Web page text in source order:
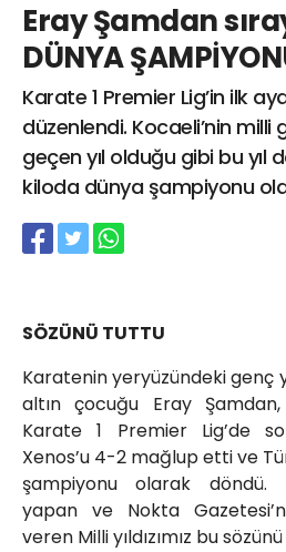
Eray Şamdan
DÜNYA
Karate 1 Premier Lig’in ilk
düzenlendi. Kocaeli’nin milli
geçen yıl olduğu gibi bu yıl
kiloda dünya şampiyonu
SÖZÜNÜ TUTTU
Karatenin yeryüzündeki genç
altın çocuğu Eray
Karate 1 Premier Lig’de
Xenos’u 4-2 mağlup etti ve
şampiyonu olarak döndü.
yapan ve Nokta
veren Milli yıldızımız bu